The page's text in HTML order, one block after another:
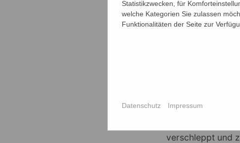
Der
dieses Projekt
Paucker und
die
verschleppt und
Statistikzwecken, für
welche Kategorien Sie zulassen
Funktionalitäten der Seite zur
Datenschutz Impressum